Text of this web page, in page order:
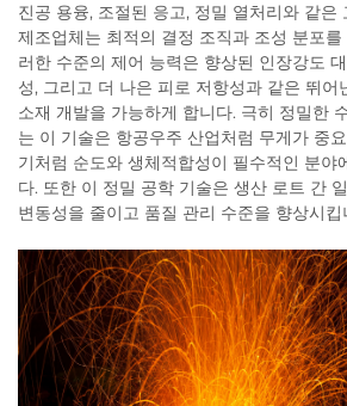
진공 용융, 조절된 응고, 정밀 열처리와 같은
제조업체는 최적의 결정 조직과 조성 분포
러한 수준의 제어 능력은 향상된 인장강도
성, 그리고 더 나은 피로 저항성과 같은 뛰어
소재 개발을 가능하게 합니다. 극히 정밀한
는 이 기술은 항공우주 산업처럼 무게가 중
기처럼 순도와 생체적합성이 필수적인 분야
다. 또한 이 정밀 공학 기술은 생산 로트 간
변동성을 줄이고 품질 관리 수준을 향상시킵